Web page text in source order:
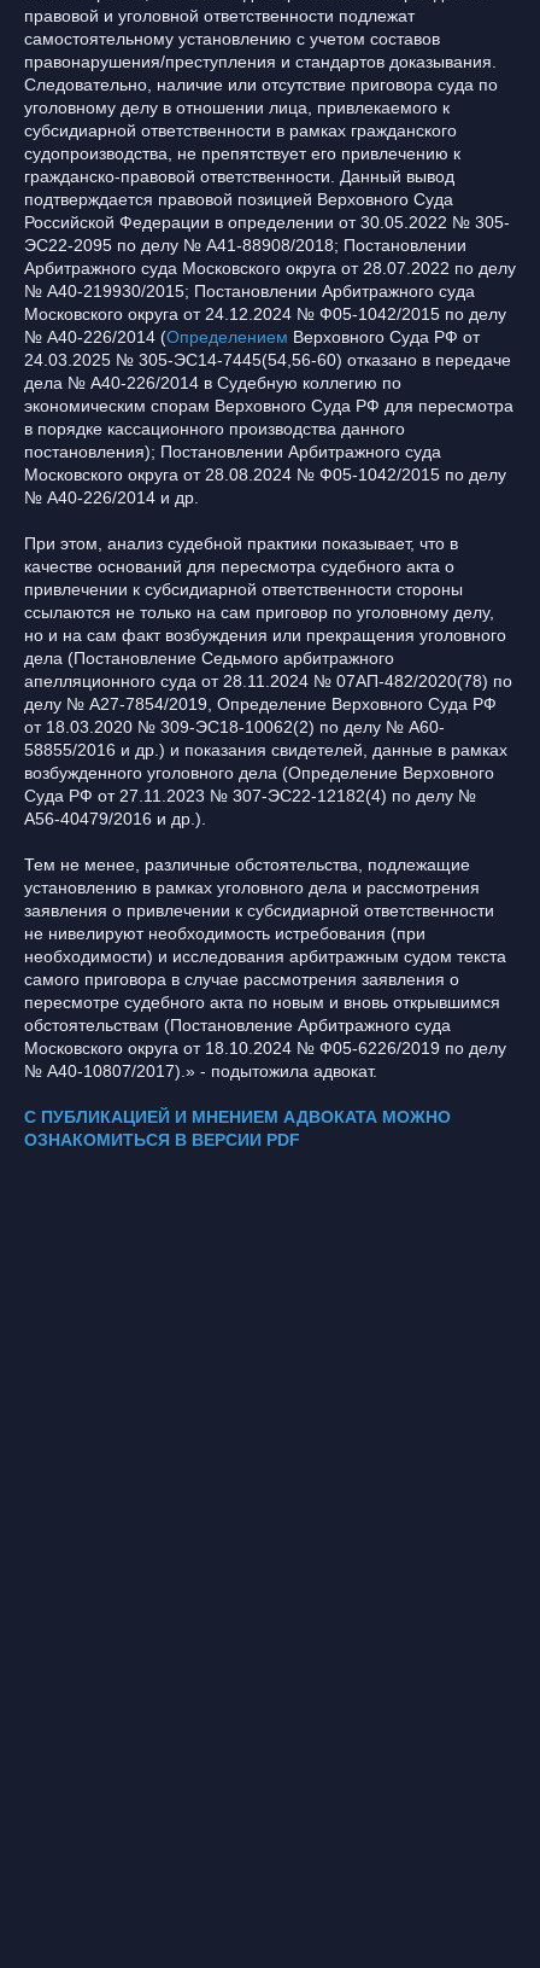
правовой и уголовной ответственности подлежат
самостоятельному установлению с учетом составов
правонарушения/преступления и стандартов доказывания.
Следовательно, наличие или отсутствие приговора суда по
уголовному делу в отношении лица, привлекаемого к
субсидиарной ответственности в рамках гражданского
судопроизводства, не препятствует его привлечению к
гражданско-правовой ответственности. Данный вывод
подтверждается правовой позицией Верховного Суда
Российской Федерации в определении от 30.05.2022 № 305-
ЭС22-2095 по делу № А41-88908/2018; Постановлении
Арбитражного суда Московского округа от 28.07.2022 по делу
№ А40-219930/2015; Постановлении Арбитражного суда
Московского округа от 24.12.2024 № Ф05-1042/2015 по делу
№ А40-226/2014 (Определением Верховного Суда РФ от
24.03.2025 № 305-ЭС14-7445(54,56-60) отказано в передаче
дела № А40-226/2014 в Судебную коллегию по
экономическим спорам Верховного Суда РФ для пересмотра
в порядке кассационного производства данного
постановления); Постановлении Арбитражного суда
Московского округа от 28.08.2024 № Ф05-1042/2015 по делу
№ А40-226/2014 и др.
При этом, анализ судебной практики показывает, что в
качестве оснований для пересмотра судебного акта о
привлечении к субсидиарной ответственности стороны
ссылаются не только на сам приговор по уголовному делу,
но и на сам факт возбуждения или прекращения уголовного
дела (Постановление Седьмого арбитражного
апелляционного суда от 28.11.2024 № 07АП-482/2020(78) по
делу № А27-7854/2019, Определение Верховного Суда РФ
от 18.03.2020 № 309-ЭС18-10062(2) по делу № А60-
58855/2016 и др.) и показания свидетелей, данные в рамках
возбужденного уголовного дела (Определение Верховного
Суда РФ от 27.11.2023 № 307-ЭС22-12182(4) по делу №
А56-40479/2016 и др.).
Тем не менее, различные обстоятельства, подлежащие
установлению в рамках уголовного дела и рассмотрения
заявления о привлечении к субсидиарной ответственности
не нивелируют необходимость истребования (при
необходимости) и исследования арбитражным судом текста
самого приговора в случае рассмотрения заявления о
пересмотре судебного акта по новым и вновь открывшимся
обстоятельствам (Постановление Арбитражного суда
Московского округа от 18.10.2024 № Ф05-6226/2019 по делу
№ А40-10807/2017).» - подытожила адвокат.
С ПУБЛИКАЦИЕЙ И МНЕНИЕМ АДВОКАТА МОЖНО
ОЗНАКОМИТЬСЯ В ВЕРСИИ PDF